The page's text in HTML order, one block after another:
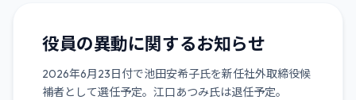
役員の異動に関するお知らせ
2026年6月23日付で池田安希子氏を新任社外取締役候
補者として選任予定。江口あつみ氏は退任予定。